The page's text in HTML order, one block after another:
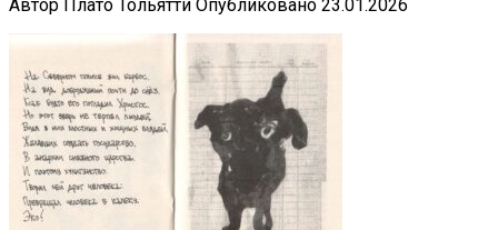
Автор Плато Тольятти Опубликовано 23.01.2026